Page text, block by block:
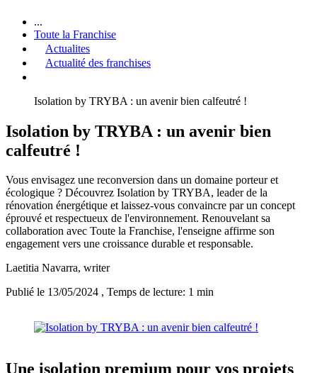
...
Toute la Franchise
Actualites
Actualité des franchises
Isolation by TRYBA : un avenir bien calfeutré !
Isolation by TRYBA : un avenir bien
calfeutré !
Vous envisagez une reconversion dans un domaine porteur et
écologique ? Découvrez Isolation by TRYBA, leader de la
rénovation énergétique et laissez-vous convaincre par un concept
éprouvé et respectueux de l'environnement. Renouvelant sa
collaboration avec Toute la Franchise, l'enseigne affirme son
engagement vers une croissance durable et responsable.
Laetitia Navarra, writer
Publié le 13/05/2024 , Temps de lecture: 1 min
Une isolation premium pour vos projets